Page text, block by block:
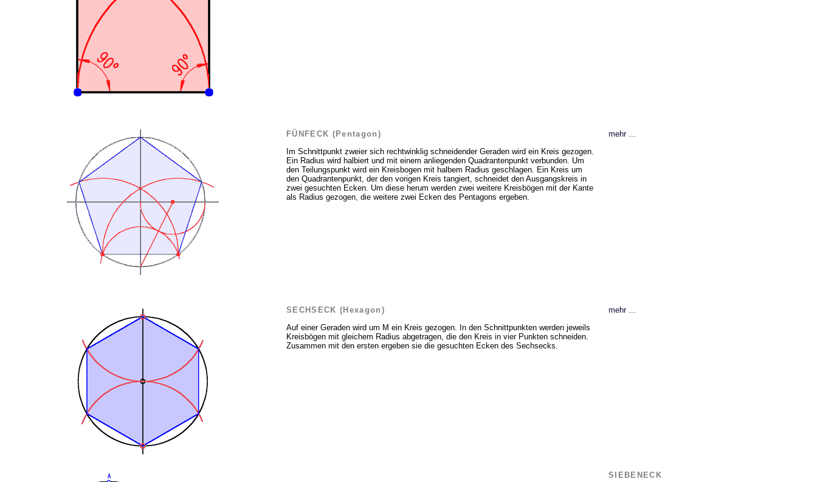
FÜNFECK (Pentagon)
Im Schnittpunkt zweier sich rechtwinklig schneidender Geraden wird ein Kreis gezogen.
Ein Radius wird halbiert und mit einem anliegenden Quadrantenpunkt verbunden. Um
den Teilungspunkt wird ein Kreisbogen mit halbem Radius geschlagen. Ein Kreis um
den Quadrantenpunkt, der den vorigen Kreis tangiert, schneidet den Ausgangskreis in
zwei gesuchten Ecken. Um diese herum werden zwei weitere Kreisbögen mit der Kante
als Radius gezogen, die weitere zwei Ecken des Pentagons ergeben.
mehr ...
SECHSECK (Hexagon)
Auf einer Geraden wird um M ein Kreis gezogen. In den Schnittpunkten werden jeweils
Kreisbögen mit gleichem Radius abgetragen, die den Kreis in vier Punkten schneiden.
Zusammen mit den ersten ergeben sie die gesuchten Ecken des Sechsecks.
mehr ...
SIEBENECK